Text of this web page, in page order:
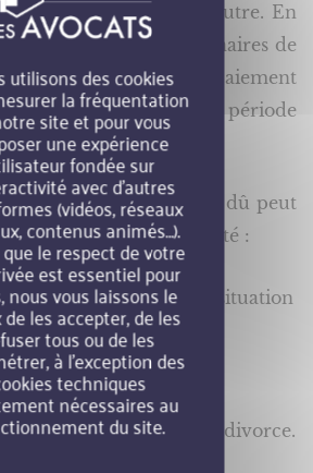
couple à l’un ou à l’autre. En
séparation des partenaires de
demeure pour le paiement
à la période
qui le fisc réclame son dû peut
obligation de solidarité :
disproportion entre sa situation
et la somme
comportement fiscal
la séparation ou le divorce.
utilisons des cookies
la fréquentation
site et pour vous
une expérience
fondée sur
avec d’autres
(vidéos, réseaux
contenus animés…).
le respect de votre
est essentiel pour
nous vous laissons le
les accepter, de les
tous ou de les
à l’exception des
techniques
nécessaires au
du site.